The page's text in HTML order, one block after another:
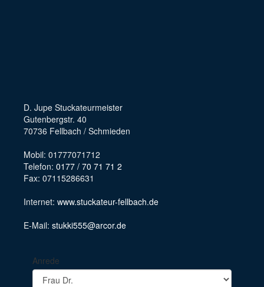
D. Jupe Stuckateurmeister
Gutenbergstr. 40
70736 Fellbach / Schmieden
Mobil: 01777071712
Telefon: 0177 / 70 71 71 2
Fax: 07115286631
Internet: www.stuckateur-fellbach.de
E-Mail: stukki555@arcor.de